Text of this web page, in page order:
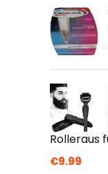
Rolleraus
€9.99